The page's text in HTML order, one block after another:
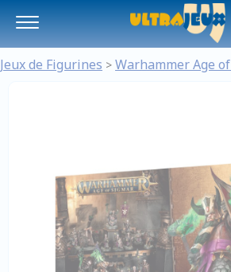
Jeux de Figurines > Warhammer Age